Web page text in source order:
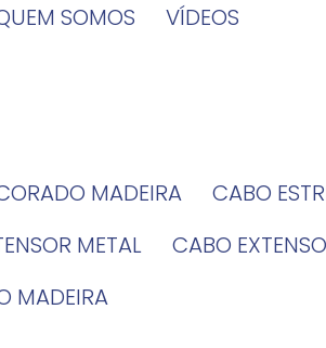
QUEM SOMOS
VÍDEOS
MADEIRA
CABO
METAL
CABO
MADEIRA